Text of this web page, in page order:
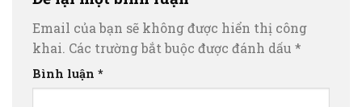
Email của bạn sẽ không được hiển thị công
khai. Các trường bắt buộc được đánh dấu *
Bình luận *